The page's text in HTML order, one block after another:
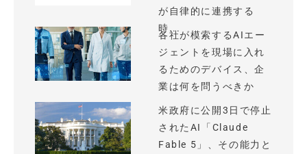
が自律的に連携する
時...
各社が模索するAIエー
ジェントを現場に入れ
るためのデバイス、企
業は何を問うべきか
米政府に公開3日で停止
されたAI「Claude
Fable 5」、その能力と